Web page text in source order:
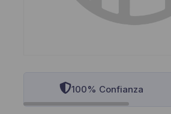
100% Confianza